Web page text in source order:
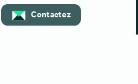
Contactez
de l'immobilier
Mentions légales